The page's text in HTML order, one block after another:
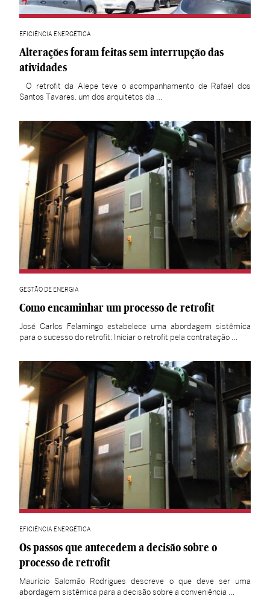
EFICIÊNCIA ENERGÉTICA
Alterações foram feitas sem interrupção das
atividades
O retrofit da Alepe teve o acompanhamento de Rafael dos
Santos Tavares, um dos arquitetos da …
GESTÃO DE ENERGIA
Como encaminhar um processo de retrofit
José Carlos Felamingo estabelece uma abordagem sistêmica
para o sucesso do retrofit: Iniciar o retrofit pela contratação …
EFICIÊNCIA ENERGÉTICA
Os passos que antecedem a decisão sobre o
processo de retrofit
Maurício Salomão Rodrigues descreve o que deve ser uma
abordagem sistêmica para a decisão sobre a conveniência …